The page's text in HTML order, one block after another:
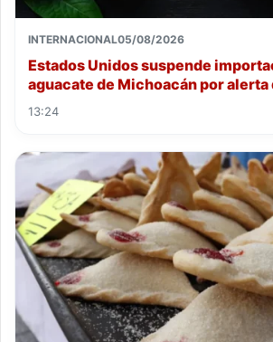
INTERNACIONAL05/08/2026
Estados Unidos suspende
aguacate de Michoacán por
13:24